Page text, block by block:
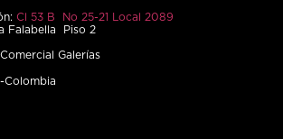
Cl 53 B No 25-21 Local 2089
Falabella Piso 2
Galerías
Colombia